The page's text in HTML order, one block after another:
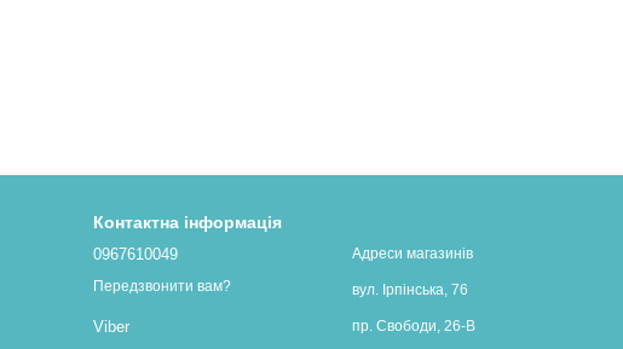
Контактна інформація
0967610049
Передзвонити вам?
Viber
Адреси магазинів
вул. Ірпінська, 76
пр. Свободи, 26-В